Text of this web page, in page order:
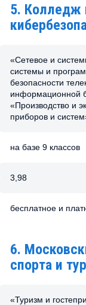
5. Колледж
«Сетевое и
системы и
безопасности
информационной
«Производство и
приборов и
на базе 9 классов
3,98
бесплатное и
6.
спорта и
«Туризм и